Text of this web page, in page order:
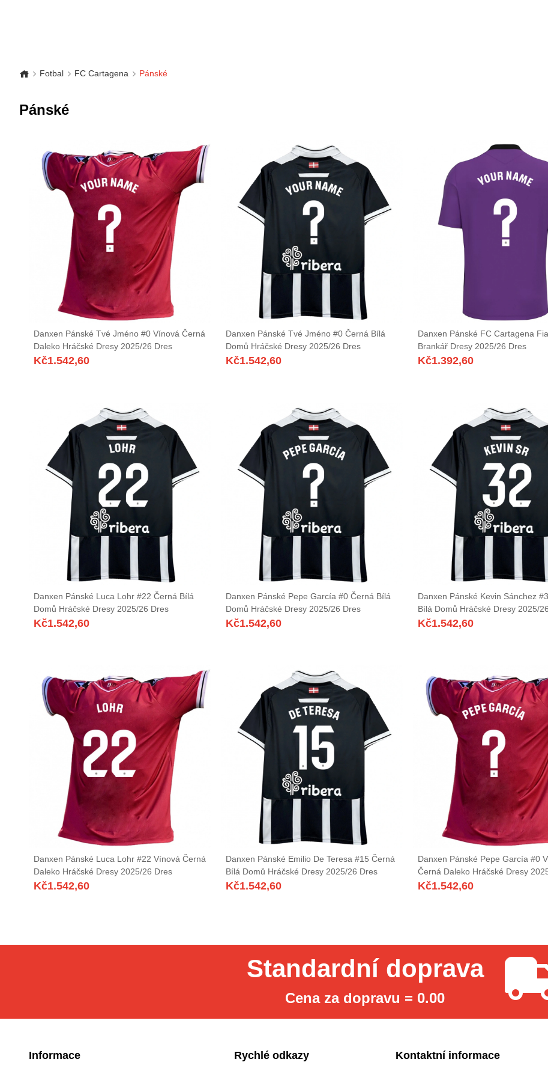
Fotbal FC Cartagena Pánské
Pánské
Danxen Pánské Tvé Jméno #0 Vínová Černá
Daleko Hráčské Dresy 2025/26 Dres
Kč1.542,60
Danxen Pánské Tvé Jméno #0 Černá Bílá
Domů Hráčské Dresy 2025/26 Dres
Kč1.542,60
Danxen Pánské FC Cartagena
Brankář Dresy 2025/26 Dres
Kč1.392,60
Danxen Pánské Luca Lohr #22 Černá Bílá
Domů Hráčské Dresy 2025/26 Dres
Kč1.542,60
Danxen Pánské Pepe García #0 Černá Bílá
Domů Hráčské Dresy 2025/26 Dres
Kč1.542,60
Danxen Pánské Kevin Sánchez
Bílá Domů Hráčské Dresy 2025/
Kč1.542,60
Danxen Pánské Luca Lohr #22 Vínová Černá
Daleko Hráčské Dresy 2025/26 Dres
Kč1.542,60
Danxen Pánské Emilio De Teresa #15 Černá
Bílá Domů Hráčské Dresy 2025/26 Dres
Kč1.542,60
Danxen Pánské Pepe García #0
Černá Daleko Hráčské Dresy
Kč1.542,60
Standardní doprava
Cena za dopravu = 0.00
Informace Rychlé odkazy Kontaktní informace